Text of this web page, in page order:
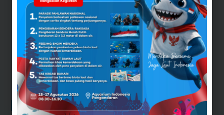
Dapatkan tiket sekarang!